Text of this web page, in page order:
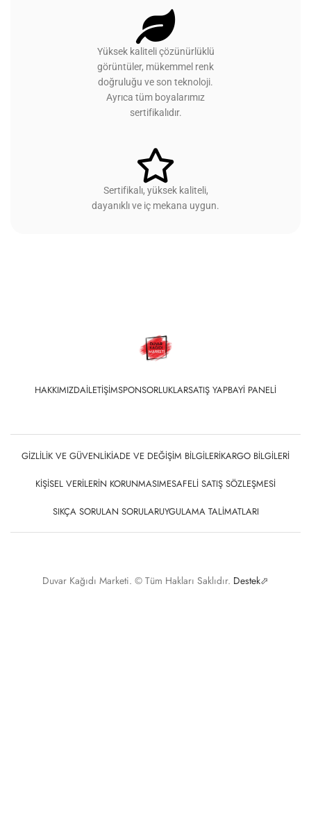
Yüksek kaliteli çözünürlüklü
görüntüler, mükemmel renk
doğruluğu ve son teknoloji.
Ayrıca tüm boyalarımız
sertifikalıdır.
Sertifikalı, yüksek kaliteli,
dayanıklı ve iç mekana uygun.
HAKKIMIZDAİLETIŞIMSPONSORLUKLARSATIŞ YAPBAYI PANELI
GIZLILIK VE GÜVENLIKİADE VE DEĞIŞIM BILGILERIKARGO BILGILERI
KIŞISEL VERILERIN KORUNMASIMESAFELI SATIŞ SÖZLEŞMESI
SIKÇA SORULAN SORULARUYGULAMA TALIMATLARI
Duvar Kağıdı Marketi. © Tüm Hakları Saklıdır. Destek⬀